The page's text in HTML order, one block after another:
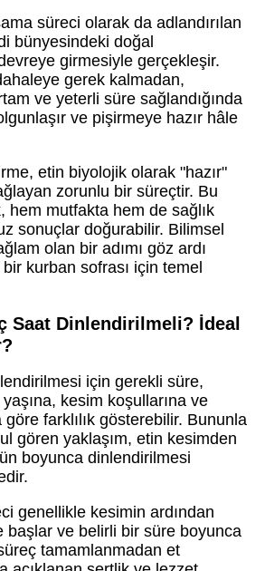
süreci olarak da adlandırılan
bünyesindeki doğal
girmesiyle gerçekleşir.
gerek kalmadan,
ve yeterli süre sağlandığında
ve pişirmeye hazır hâle
etin biyolojik olarak "hazır"
zorunlu bir süreçtir. Bu
hem mutfakta hem de sağlık
sonuçlar doğurabilir. Bilimsel
olan bir adımı göz ardı
kurban sofrası için temel
Saat Dinlendirilmeli? İdeal
için gerekli süre,
kesim koşullarına ve
göre farklılık gösterebilir. Bununla
gören yaklaşım, etin kesimden
boyunca dinlendirilmesi
genellikle kesimin ardından
başlar ve belirli bir süre boyunca
tamamlanmadan et